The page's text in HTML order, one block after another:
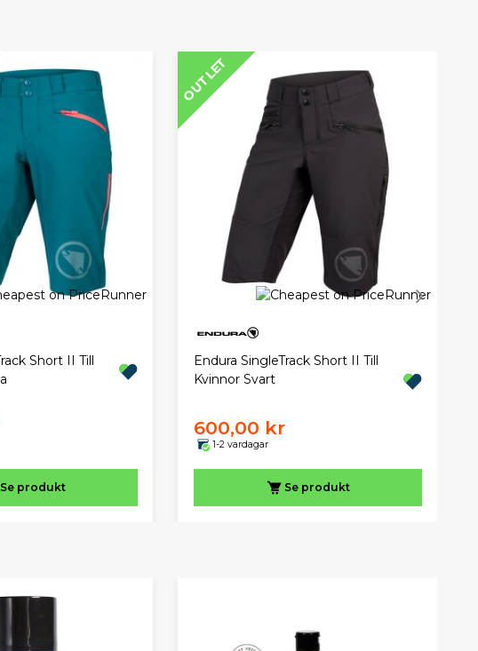
Short II Till
Se produkt
OUTLET
Endura SingleTrack Short II Till
Kvinnor Svart
600,00 kr
1-2 vardagar
Se produkt